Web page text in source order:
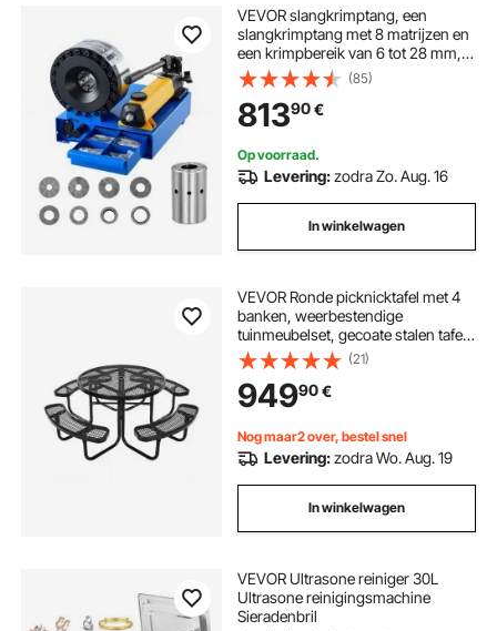
VEVOR slangkrimptang, een
slangkrimptang met 8 matrijzen en
een krimpbereik van 6 tot 28 mm,
voor lagedruk- en hogedruk-
olieleidingen,
gas-/water-/airconditioningslangen
en kabelaansluitingen.
(85)
81390€
Op voorraad.
Levering:zodra Zo. Aug. 16
In winkelwagen
VEVOR Ronde picknicktafel met 4
banken, weerbestendige
tuinmeubelset, gecoate stalen tafels
met parasolgat, tuinmeubelen voor
op de veranda (zwart)
(21)
94990€
Nog maar2 over, bestel snel
Levering:zodra Wo. Aug. 19
In winkelwagen
VEVOR Ultrasone reiniger 30L
Ultrasone reinigingsmachine
Sieradenbril